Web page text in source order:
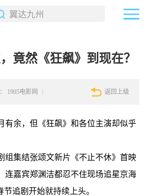
竟然《狂飙》到现在？
1905电影网 返回上级
有余，但《狂飙》和各位主演却似乎
组集结张颂文新片《不止不休》首映
连嘉宾郑渊洁都忍不住现场追星京海
节追剧开始就持续上头。